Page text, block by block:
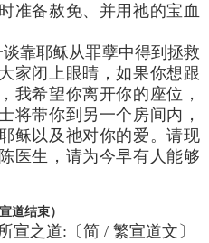
准备赦免、并用祂的宝血
靠耶稣从罪孽中得到拯救
家闭上眼睛，如果你想跟
我希望你离开你的座位，
将带你到另一个房间内，
稣以及祂对你的爱。请现
医生，请为今早有人能够
道结束）
宣之道:〔简 / 繁宣道文〕